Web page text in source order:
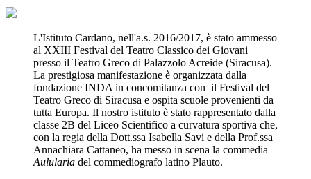
L'Istituto Cardano, nell'a.s. 2016/2017, è stato ammesso
al XXIII Festival del Teatro Classico dei Giovani
presso il Teatro Greco di Palazzolo Acreide (Siracusa).
La prestigiosa manifestazione è organizzata dalla
fondazione INDA in concomitanza con il Festival del
Teatro Greco di Siracusa e ospita scuole provenienti da
tutta Europa. Il nostro istituto è stato rappresentato dalla
classe 2B del Liceo Scientifico a curvatura sportiva che,
con la regia della Dott.ssa Isabella Savi e della Prof.ssa
Annachiara Cattaneo, ha messo in scena la commedia
Aulularia del commediografo latino Plauto.